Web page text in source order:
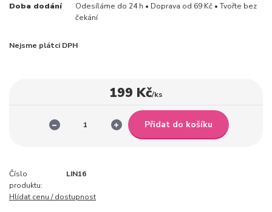
Doba dodání
Odesíláme do 24 h • Doprava od 69 Kč • Tvořte bez
čekání
Nejsme plátci DPH
199 Kč/ks
Přidat do košíku
Číslo
produktu:
LIN16
Hlídat cenu / dostupnost